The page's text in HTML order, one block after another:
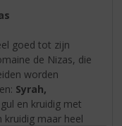
goed tot zijn
de Nizas, die
worden
Syrah,
en kruidig met
maar heel